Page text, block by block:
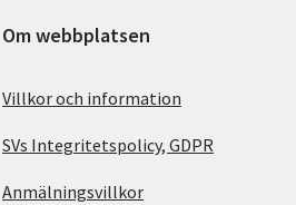
Om webbplatsen
Villkor och information
SVs Integritetspolicy, GDPR
Anmälningsvillkor